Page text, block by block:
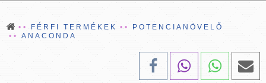
FÉRFI TERMÉKEK
POTENCIANÖVELŐ
ANACONDA